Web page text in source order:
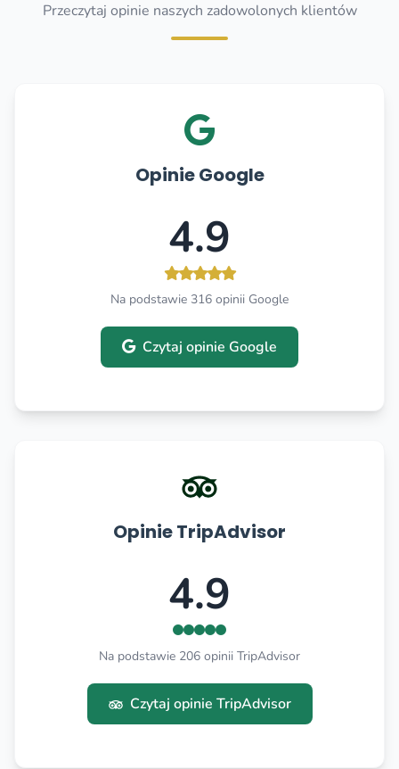
Przeczytaj opinie naszych zadowolonych klientów
Opinie Google
4.9
Na podstawie 316 opinii Google
Czytaj opinie Google
Opinie TripAdvisor
4.9
Na podstawie 206 opinii TripAdvisor
Czytaj opinie TripAdvisor